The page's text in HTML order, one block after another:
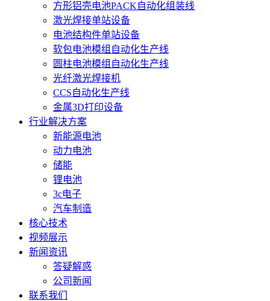
方形铝壳电池PACK自动化组装线
激光焊接单站设备
电池结构件单站设备
软包电池模组自动化生产线
圆柱电池模组自动化生产线
光纤激光焊接机
CCS自动化生产线
金属3D打印设备
行业解决方案
新能源电池
动力电池
储能
锂电池
3c电子
汽车制造
核心技术
视频展示
新闻资讯
答疑解惑
公司新闻
联系我们